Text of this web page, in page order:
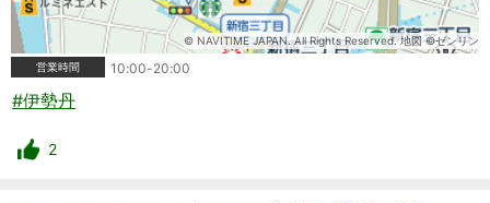
© NAVITIME JAPAN. All Rights Reserved. 地図 ©ゼンリン
営業時間
10:00-20:00
#伊勢丹
2